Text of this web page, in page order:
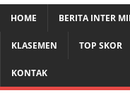
HOME BERITA INTER
KLASEMEN TOP SKOR
KONTAK